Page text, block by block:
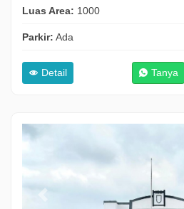
Luas Area: 1000
Parkir: Ada
Detail Tanya